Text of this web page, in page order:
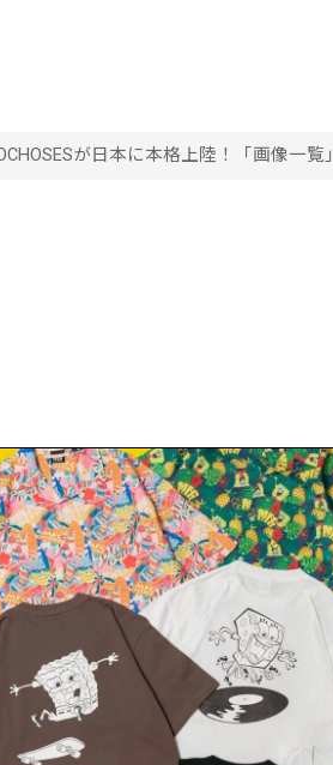
が日本に本格上陸！「画像一覧」